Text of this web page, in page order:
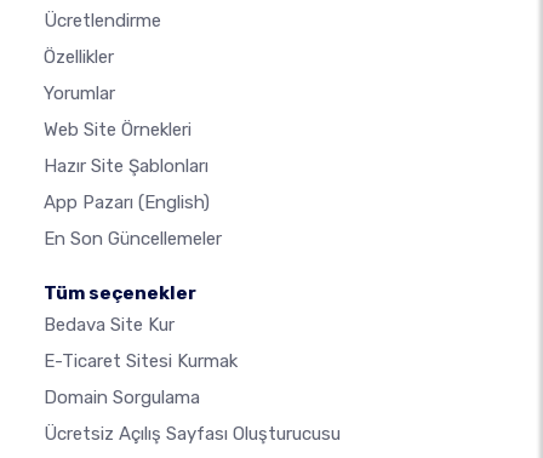
Ücretlendirme
Özellikler
Yorumlar
Web Site Örnekleri
Hazır Site Şablonları
App Pazarı (English)
En Son Güncellemeler
Tüm seçenekler
Bedava Site Kur
E-Ticaret Sitesi Kurmak
Domain Sorgulama
Ücretsiz Açılış Sayfası Oluşturucusu